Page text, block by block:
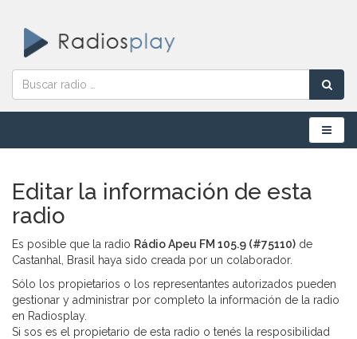
Menú
Editar la información de esta
radio
Es posible que la radio Rádio Apeu FM 105.9 (#75110) de
Castanhal, Brasil haya sido creada por un colaborador.
Sólo los propietarios o los representantes autorizados pueden
gestionar y administrar por completo la información de la radio
en Radiosplay.
Si sos es el propietario de esta radio o tenés la resposibilidad